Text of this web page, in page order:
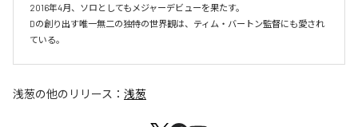
2016年4月、ソロとしてもメジャーデビューを果たす。
Dの創り出す唯一無二の独特の世界観は、ティム・バートン監督にも愛され
ている。
浅葱の他のリリース： 浅葱